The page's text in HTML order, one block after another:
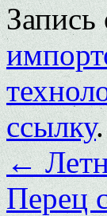
Запись
ссылку.
←
Перец